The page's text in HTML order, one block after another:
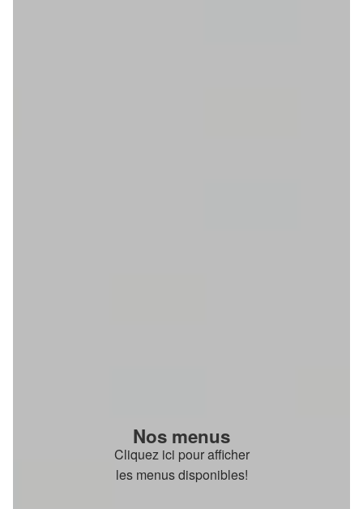
Nos menus
Cliquez ici pour afficher
les menus disponibles!